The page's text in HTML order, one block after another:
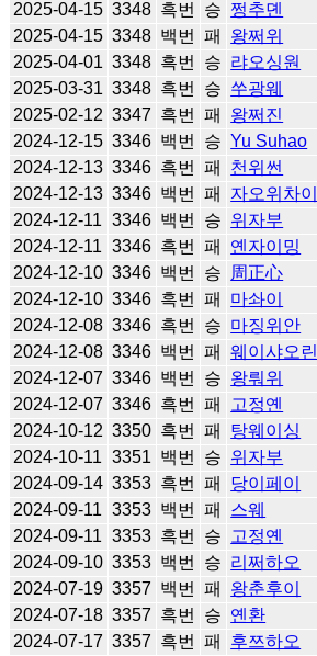
2025-04-15 3348 흑번 승 쩡추뎬
2025-04-15 3348 백번 패 왕쩌위
2025-04-01 3348 흑번 승 랴오싱원
2025-03-31 3348 흑번 승 쑤광웨
2025-02-12 3347 흑번 패 왕쩌진
2024-12-15 3346 백번 승 Yu Suhao
2024-12-13 3346 흑번 패 천위썬
2024-12-13 3346 백번 패 자오위차이
2024-12-11 3346 백번 승 위자부
2024-12-11 3346 흑번 패 옌자이밍
2024-12-10 3346 백번 승 周正心
2024-12-10 3346 흑번 패 마솨이
2024-12-08 3346 흑번 승 마징위안
2024-12-08 3346 백번 패 웨이샤오린
2024-12-07 3346 백번 승 왕뤄위
2024-12-07 3346 흑번 패 고정옌
2024-10-12 3350 흑번 패 탕웨이싱
2024-10-11 3351 백번 승 위자부
2024-09-14 3353 흑번 패 당이페이
2024-09-11 3353 백번 패 스웨
2024-09-11 3353 흑번 승 고정옌
2024-09-10 3353 백번 승 리쩌하오
2024-07-19 3357 백번 패 왕춘후이
2024-07-18 3357 흑번 승 옌환
2024-07-17 3357 흑번 패 후쯔하오